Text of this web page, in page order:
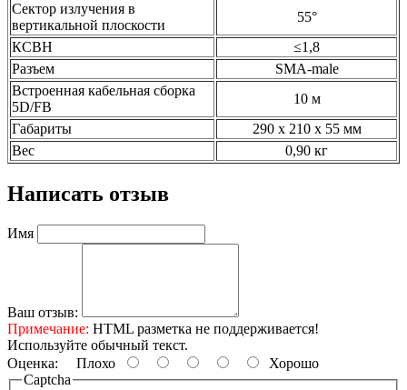
Сектор излучения в
вертикальной плоскости
55°
КСВН
≤1,8
Разъем
SMA-male
Встроенная кабельная сборка
5D/FB
10 м
Габариты
290 х 210 х 55 мм
Вес
0,90 кг
Написать отзыв
Имя
Ваш отзыв:
Примечание: HTML разметка не поддерживается!
Используйте обычный текст.
Оценка: Плохо
Хорошо
Captcha